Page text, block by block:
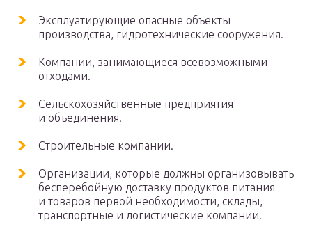
Эксплуатирующие опасные объекты
производства, гидротехнические сооружения.
Компании, занимающиеся всевозможными
отходами.
Сельскохозяйственные предприятия
и объединения.
Строительные компании.
Организации, которые должны организовывать
бесперебойную доставку продуктов питания
и товаров первой необходимости, склады,
транспортные и логистические компании.